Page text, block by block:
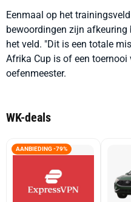
Eenmaal op het
bewoordingen zijn afkeuring
het veld. "Dit is een totale
Afrika Cup is of een toernooi
oefenmeester.
WK-deals
AANBIEDING -79%